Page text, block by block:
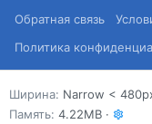
Обратная связь
Политика
Ширина
Память 4.22MB